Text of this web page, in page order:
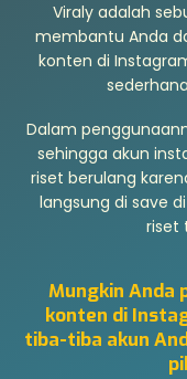
Viraly adalah
membantu Anda
konten di
Dalam
sehingga akun
riset berulang
langsung di save
riset
Mungkin Anda
konten di
tiba-tiba akun